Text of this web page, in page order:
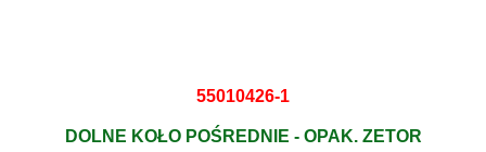
55010426-1
DOLNE KOŁO POŚREDNIE - OPAK. ZETOR